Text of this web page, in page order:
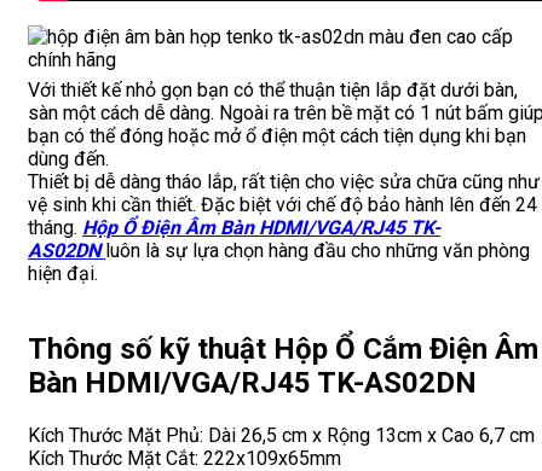
Với thiết kế nhỏ gọn bạn có thể thuận tiện lắp đặt dưới bàn,
sàn một cách dễ dàng. Ngoài ra trên bề mặt có 1 nút bấm
bạn có thể đóng hoặc mở ổ điện một cách tiện dụng khi bạn
dùng đến.
Thiết bị dễ dàng tháo lắp, rất tiện cho việc sửa chữa cũng như
vệ sinh khi cần thiết. Đặc biệt với chế độ bảo hành lên đến 24
tháng. Hộp Ổ Điện Âm Bàn HDMI/VGA/RJ45 TK-
AS02DN luôn là sự lựa chọn hàng đầu cho những văn phòng
hiện đại.
Thông số kỹ thuật Hộp Ổ Cắm Điện Âm
Bàn HDMI/VGA/RJ45 TK-AS02DN
Kích Thước Mặt Phủ: Dài 26,5 cm x Rộng 13cm x Cao 6,7 cm
Kích Thước Mặt Cắt: 222x109x65mm